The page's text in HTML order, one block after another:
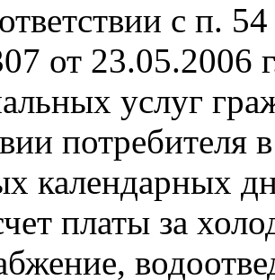
с п. 54
от 23.05.2006
услуг
календарных
платы за